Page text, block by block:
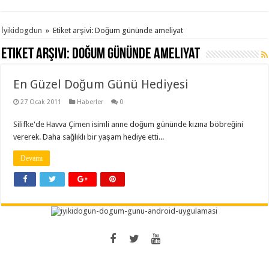
İyikidogdun » Etiket arşivi: Doğum gününde ameliyat
Etiket arşivi: Doğum gününde ameliyat
En Güzel Doğum Günü Hediyesi
27 Ocak 2011 Haberler 0
Silifke'de Havva Çimen isimli anne doğum gününde kızına böbreğini
vererek. Daha sağlıklı bir yaşam hediye etti...
Devamı